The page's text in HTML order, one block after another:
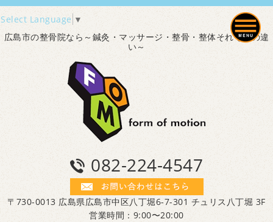
Select Language ▼
広島市の整骨院なら～鍼灸・マッサージ・整骨・整体それぞれの違
い～
082-224-4547
〒730-0013 広島県広島市中区八丁堀6-7-301 チュリス八丁堀 3F
営業時間：9:00〜20:00